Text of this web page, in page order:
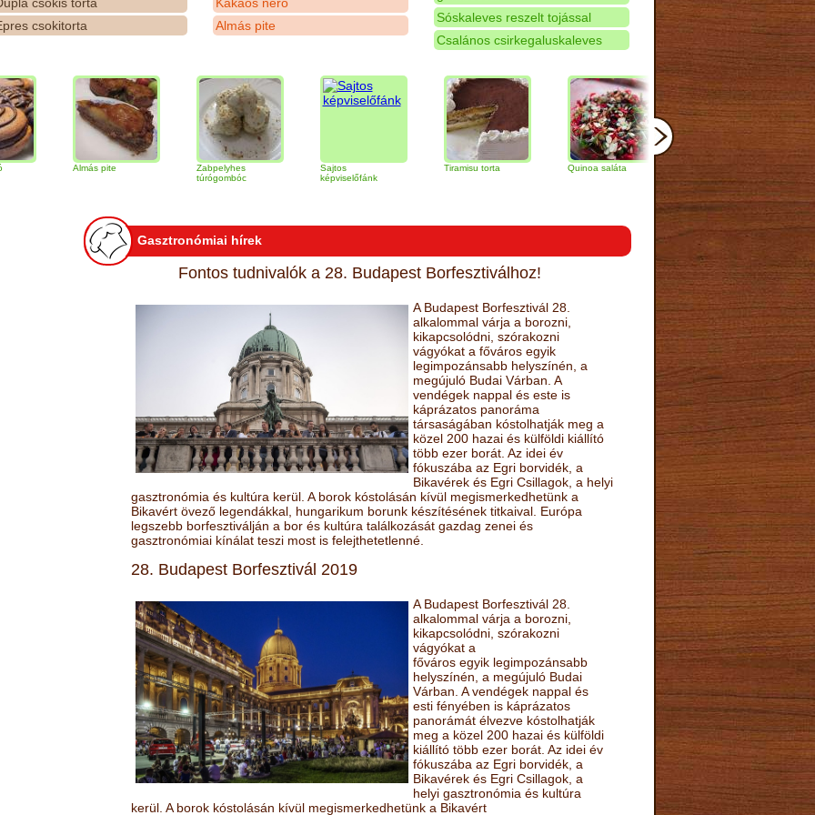
csokitorta
Almás pite
Sóskaleves reszelt tojással
Csalános csirkegaluskaleves
Almás pite
Zabpelyhes
túrógombóc
képviselőfánk
Tiramisu torta Quinoa saláta Mandulás kifli
narancs
Gasztronómiai hírek
Fontos tudnivalók a 28. Budapest Borfesztiválhoz!
A Budapest Borfesztivál 28.
alkalommal várja a borozni,
kikapcsolódni, szórakozni
vágyókat a főváros egyik
legimpozánsabb helyszínén, a
megújuló Budai Várban. A
vendégek nappal és este is
káprázatos panoráma
társaságában kóstolhatják meg a
közel 200 hazai és külföldi kiállító
több ezer borát. Az idei év
fókuszába az Egri borvidék, a
Bikavérek és Egri Csillagok, a helyi
gasztronómia és kultúra kerül. A borok kóstolásán kívül megismerkedhetünk a
Bikavért övező legendákkal, hungarikum borunk készítésének titkaival. Európa
legszebb borfesztiválján a bor és kultúra találkozását gazdag zenei és
gasztronómiai kínálat teszi most is felejthetetlenné.
28. Budapest Borfesztivál 2019
A Budapest Borfesztivál 28.
alkalommal várja a borozni,
kikapcsolódni, szórakozni
vágyókat a
főváros egyik legimpozánsabb
helyszínén, a megújuló Budai
Várban. A vendégek nappal és
esti fényében is káprázatos
panorámát élvezve kóstolhatják
meg a közel 200 hazai és külföldi
kiállító több ezer borát. Az idei év
fókuszába az Egri borvidék, a
Bikavérek és Egri Csillagok, a
helyi gasztronómia és kultúra
kerül. A borok kóstolásán kívül megismerkedhetünk a Bikavért